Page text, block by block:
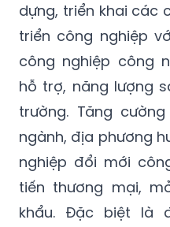
dựng, triển khai các
triển công nghiệp
công nghiệp công
hỗ trợ, năng lượng
trường. Tăng
ngành, địa phương
nghiệp đổi mới
tiến thương mại,
khẩu. Đặc biệt là